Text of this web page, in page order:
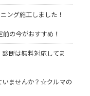
ング施工しました！
の今がおすすめ！
診断は無料対応してま
いませんか？☆クルマの